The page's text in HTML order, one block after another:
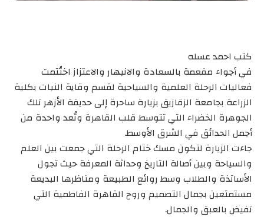
كتب احمد عسله
في أجواء مفعمة بالسعادة والانبهار والاعتزاز اختُتمت
فعاليات الرحلة العلمية والسياحية لقسم وقاية النبات بكلية
الزراعة بجامعة الزقازيق بزيارة ساحرة إلى حديقة الأزهر تلك
الجوهرة الخضراء التي تتوسط قلب القاهرة وتُعد واحدة من
أجمل الحدائق في الشرق الأوسط.
جاءت الزيارة لتكون مسك ختام الرحلة التي جمعت بين العلم
والسياحة وبين أصالة التاريخ وحداثة المعرفة حيث تجول
الأساتذة والطلاب وسط روائع الطبيعة ومناظرها البديعة
مستمتعين بجمال التصميم وروح القاهرة الفاطمية التي
تفيض بالعبق والجمال.